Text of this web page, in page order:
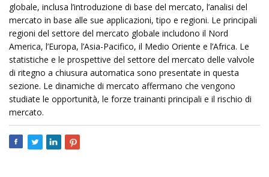
globale, inclusa l’introduzione di base del mercato, l’analisi del
mercato in base alle sue applicazioni, tipo e regioni. Le principali
regioni del settore del mercato globale includono il Nord
America, l’Europa, l’Asia-Pacifico, il Medio Oriente e l’Africa. Le
statistiche e le prospettive del settore del mercato delle valvole
di ritegno a chiusura automatica sono presentate in questa
sezione. Le dinamiche di mercato affermano che vengono
studiate le opportunità, le forze trainanti principali e il rischio di
mercato.